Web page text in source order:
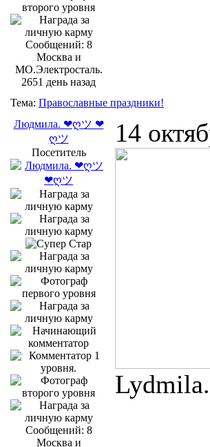
Сообщений: 8
Москва и
МО.Электросталь.
2651 день назад
Тема: Православные праздники!
Людмила. ❤ღツ ❤
ღツ
Посетитель
Сообщений: 8
Москва и
14
Lydmila.